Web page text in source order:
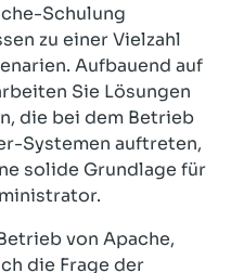
Schulung
zu einer Vielzahl
Aufbauend auf
Sie Lösungen
die bei dem Betrieb
Systemen auftreten,
solide Grundlage für
von Apache,
die Frage der